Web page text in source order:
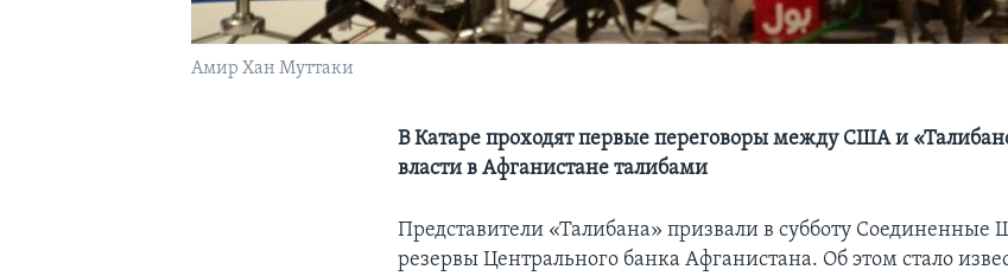
Амир Хан Муттаки
В Катаре проходят первые переговоры между США и
власти в Афганистане талибами
Представители «Талибана» призвали в субботу Соединенные
резервы Центрального банка Афганистана. Об этом стало